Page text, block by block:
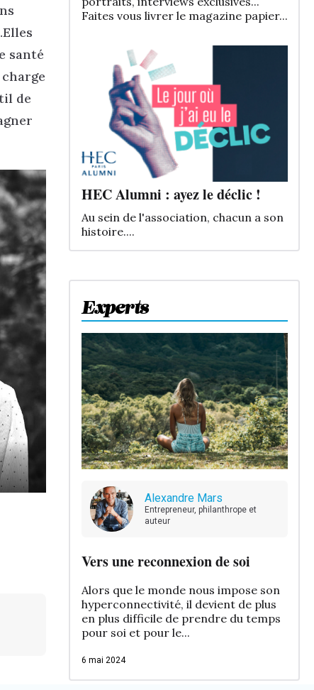
santé
de
Experts
Alexandre Mars
Entrepreneur, philanthrope et
auteur
Vers une reconnexion de soi
Alors que le monde nous impose son
hyperconnectivité, il devient de plus
en plus difficile de prendre du temps
pour soi et pour le...
6 mai 2024
Faites vous livrer le magazine papier...
HEC Alumni : ayez le déclic !
Au sein de l'association, chacun a son
histoire....